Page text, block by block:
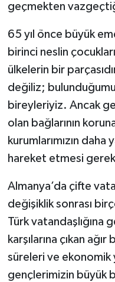
geçmekten
65 yıl önce büyük
birinci neslin
ülkelerin bir
değiliz;
bireyleriyiz. Ancak
olan bağlarının
kurumlarımızın daha
hareket etmesi
Almanya’da çifte
değişiklik sonrası
Türk vatandaşlığına
karşılarına çıkan
süreleri ve ekonomik
gençlerimizin büyük